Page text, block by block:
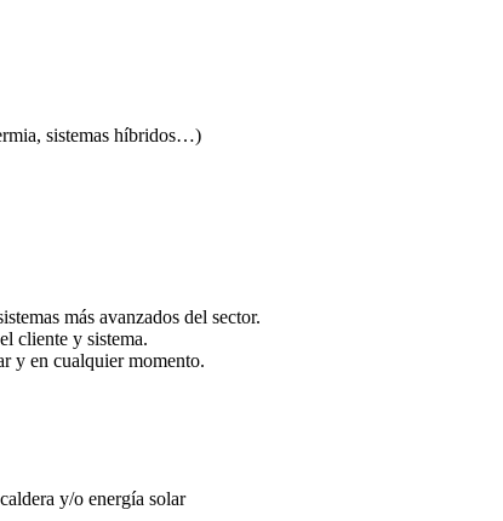
sistemas híbridos…)
más avanzados del sector.
cliente y sistema.
y en cualquier momento.
y/o energía solar